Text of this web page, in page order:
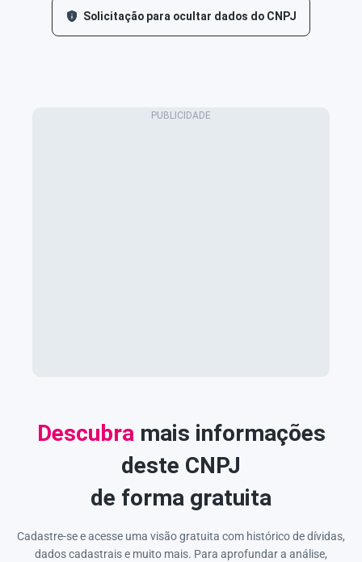
Solicitação para ocultar dados do CNPJ
Descubra mais informações
deste CNPJ
de forma gratuita
Cadastre-se e acesse uma visão gratuita com histórico de dívidas,
dados cadastrais e muito mais. Para aprofundar a análise,